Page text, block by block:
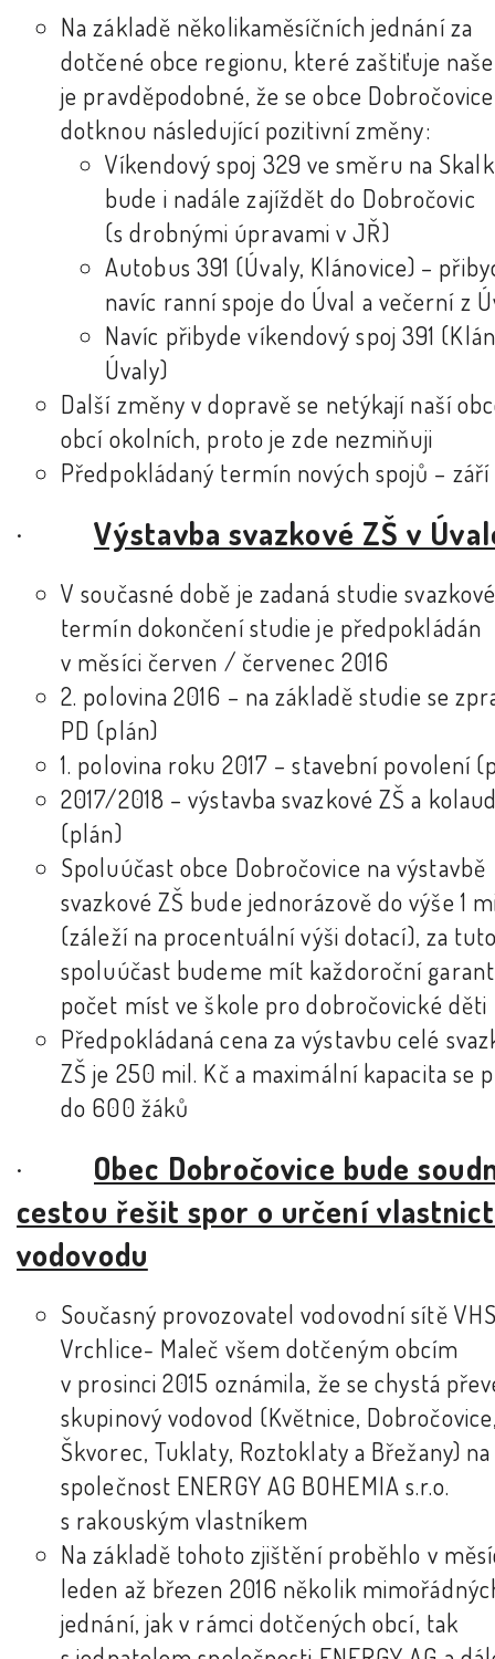
Na základě několikaměsíčních jednání za
dotčené obce regionu, které zaštiťuje
je pravděpodobné, že se obce Dobročovice
dotknou následující pozitivní změny:
Víkendový spoj 329 ve směru na
bude i nadále zajíždět do Dobročovic
(s drobnými úpravami v JŘ)
Autobus 391 (Úvaly, Klánovice) –
navíc ranní spoje do Úval a večerní z
Navíc přibyde víkendový spoj 391
Úvaly)
Další změny v dopravě se netýkají naší
obcí okolních, proto je zde nezmiňuji
Předpokládaný termín nových spojů – září
· Výstavba svazkové ZŠ v
V současné době je zadaná studie
termín dokončení studie je předpokládán
v měsíci červen / červenec 2016
2. polovina 2016 – na základě studie se
PD (plán)
1. polovina roku 2017 – stavební povolení
2017/2018 – výstavba svazkové ZŠ a
(plán)
Spoluúčast obce Dobročovice na výstavbě
svazkové ZŠ bude jednorázově do výše 1
(záleží na procentuální výši dotací), za
spoluúčast budeme mít každoroční
počet míst ve škole pro dobročovické děti
Předpokládaná cena za výstavbu celé
ZŠ je 250 mil. Kč a maximální kapacita se
do 600 žáků
· Obec Dobročovice bude
cestou řešit spor o určení
vodovodu
Současný provozovatel vodovodní sítě
Vrchlice- Maleč všem dotčeným obcím
v prosinci 2015 oznámila, že se chystá
skupinový vodovod (Květnice,
Škvorec, Tuklaty, Roztoklaty a Břežany) na
společnost ENERGY AG BOHEMIA s.r.o.
s rakouským vlastníkem
Na základě tohoto zjištění proběhlo v
leden až březen 2016 několik
jednání, jak v rámci dotčených obcí, tak